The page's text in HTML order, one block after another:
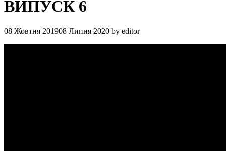
ВИПУСК 6
08 Жовтня 201908 Липня 2020 by editor